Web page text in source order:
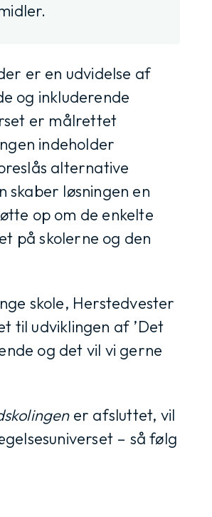
er en udvidelse af
og inkluderende
er målrettet
indeholder
alternative
løsningen en
op om de enkelte
på skolerne og den
skole, Herstedvester
til udviklingen af ’Det
og det vil vi gerne
er afsluttet, vil
– så følg